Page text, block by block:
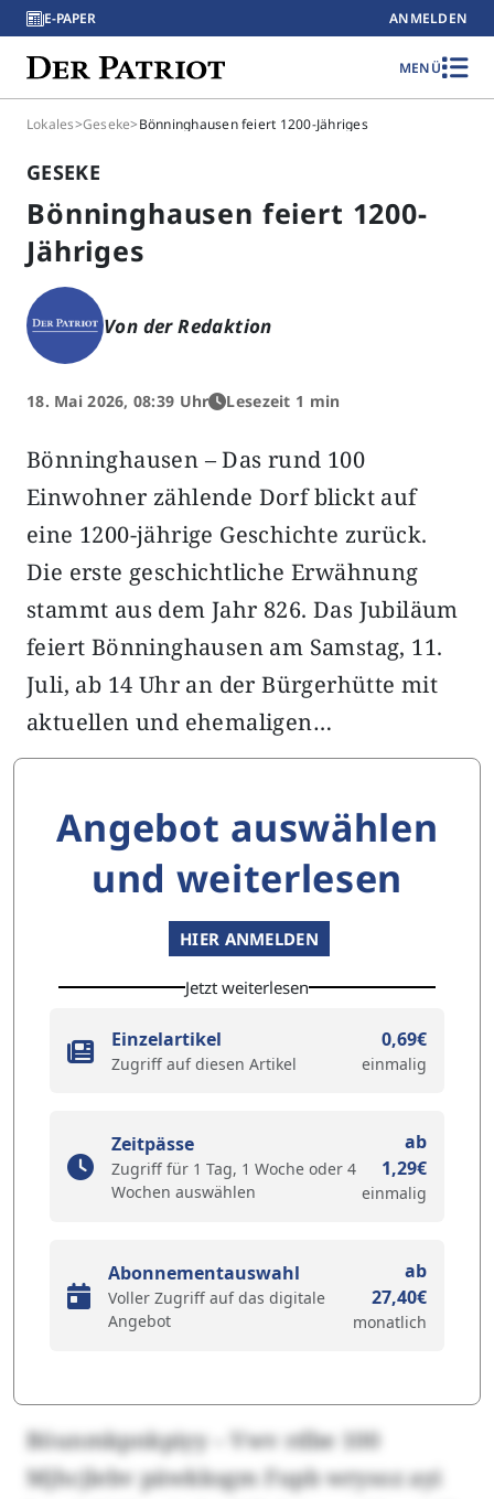
E-PAPER ANMELDEN
MENÜ
Lokales>Geseke>Bönninghausen feiert 1200-Jähriges
GESEKE
Bönninghausen feiert 1200-
Jähriges
Von der Redaktion
18. Mai 2026, 08:39 Uhr Lesezeit 1 min
Bönninghausen – Das rund 100
Einwohner zählende Dorf blickt auf
eine 1200-jährige Geschichte zurück.
Die erste geschichtliche Erwähnung
stammt aus dem Jahr 826. Das Jubiläum
feiert Bönninghausen am Samstag, 11.
Juli, ab 14 Uhr an der Bürgerhütte mit
aktuellen und ehemaligen…
Angebot auswählen
und weiterlesen
HIER ANMELDEN
Jetzt weiterlesen
Einzelartikel
Zugriff auf diesen Artikel
0,69€
einmalig
Zeitpässe
Zugriff für 1 Tag, 1 Woche oder 4
Wochen auswählen
ab
1,29€
einmalig
Abonnementauswahl
Voller Zugriff auf das digitale
Angebot
ab
27,40€
monatlich
Böunmkpnkpiyy – Vwv rdbe 100
Mjhcjlebv päwkksgm Fupb wrysoz ayi